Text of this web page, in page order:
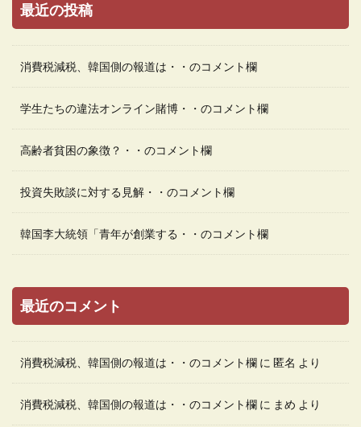
最近の投稿
消費税減税、韓国側の報道は・・のコメント欄
学生たちの違法オンライン賭博・・のコメント欄
高齢者貧困の象徴？・・のコメント欄
投資失敗談に対する見解・・のコメント欄
韓国李大統領「青年が創業する・・のコメント欄
最近のコメント
消費税減税、韓国側の報道は・・のコメント欄 に 匿名 より
消費税減税、韓国側の報道は・・のコメント欄 に まめ より